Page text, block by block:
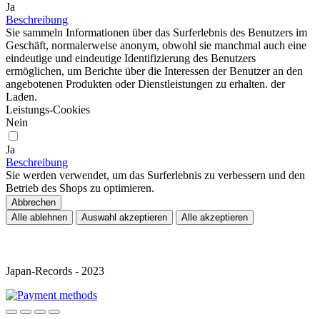
Ja
Beschreibung
Sie sammeln Informationen über das Surferlebnis des Benutzers im
Geschäft, normalerweise anonym, obwohl sie manchmal auch eine
eindeutige und eindeutige Identifizierung des Benutzers
ermöglichen, um Berichte über die Interessen der Benutzer an den
angebotenen Produkten oder Dienstleistungen zu erhalten. der
Laden.
Leistungs-Cookies
Nein
Ja
Beschreibung
Sie werden verwendet, um das Surferlebnis zu verbessern und den
Betrieb des Shops zu optimieren.
Abbrechen
Alle ablehnen
Auswahl akzeptieren Alle akzeptieren
Japan-Records - 2023